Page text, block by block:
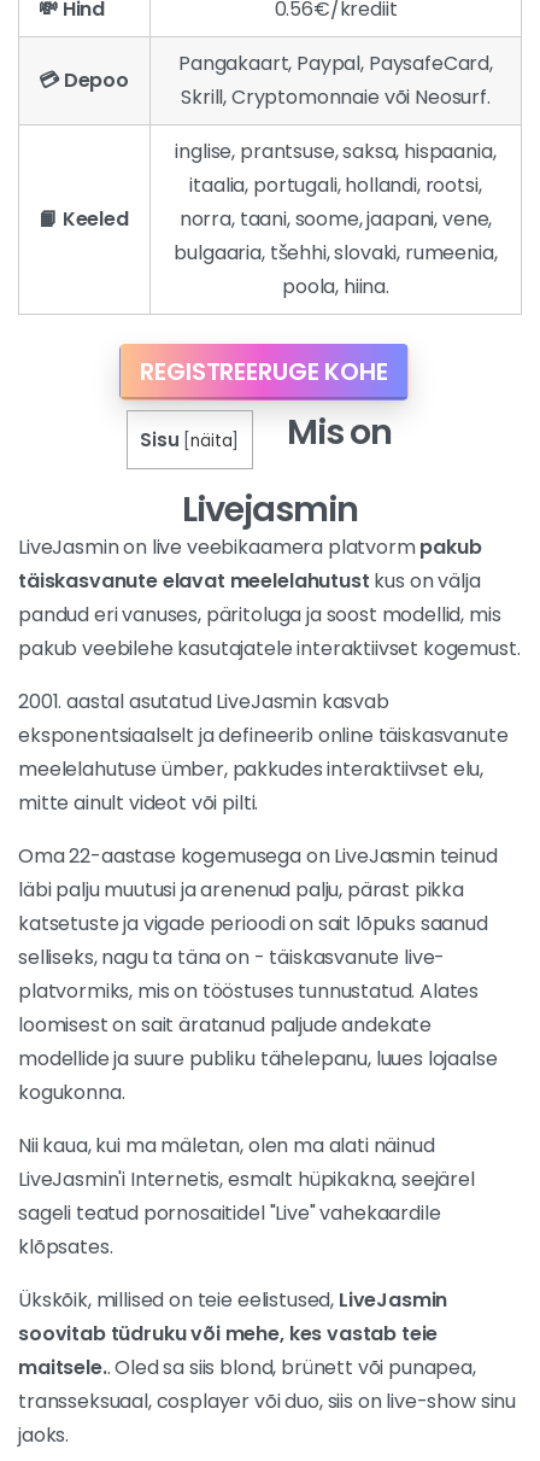
💸 Hind 0.56€/krediit
💳 Depoo
Pangakaart, Paypal, PaysafeCard,
Skrill, Cryptomonnaie või Neosurf.
📙 Keeled
inglise, prantsuse, saksa, hispaania,
itaalia, portugali, hollandi, rootsi,
norra, taani, soome, jaapani, vene,
bulgaaria, tšehhi, slovaki, rumeenia,
poola, hiina.
REGISTREERUGE KOHE
Sisu [näita]
Mis on
Livejasmin
LiveJasmin on live veebikaamera platvormpakub
täiskasvanute elavat meelelahutust kus on välja
pandud eri vanuses, päritoluga ja soost modellid, mis
pakub veebilehe kasutajatele interaktiivset kogemust.
2001. aastal asutatud LiveJasmin kasvab
eksponentsiaalselt ja defineerib online täiskasvanute
meelelahutuse ümber, pakkudes interaktiivset elu,
mitte ainult videot või pilti.
Oma 22-aastase kogemusega on LiveJasmin teinud
läbi palju muutusi ja arenenud palju, pärast pikka
katsetuste ja vigade perioodi on sait lõpuks saanud
selliseks, nagu ta täna on - täiskasvanute live-
platvormiks, mis on tööstuses tunnustatud. Alates
loomisest on sait äratanud paljude andekate
modellide ja suure publiku tähelepanu, luues lojaalse
kogukonna.
Nii kaua, kui ma mäletan, olen ma alati näinud
LiveJasmin'i Internetis, esmalt hüpikakna, seejärel
sageli teatud pornosaitidel "Live" vahekaardile
klõpsates.
Ükskõik, millised on teie eelistused, LiveJasmin
soovitab tüdruku või mehe, kes vastab teie
maitsele.. Oled sa siis blond, brünett või punapea,
transseksuaal, cosplayer või duo, siis on live-show sinu
jaoks.